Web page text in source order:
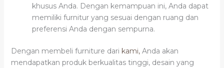
khusus Anda. Dengan kemampuan ini, Anda dapat
memiliki furnitur yang sesuai dengan ruang dan
preferensi Anda dengan sempurna.
Dengan membeli furniture dari kami,Anda akan
mendapatkan produk berkualitas tinggi, desain yang